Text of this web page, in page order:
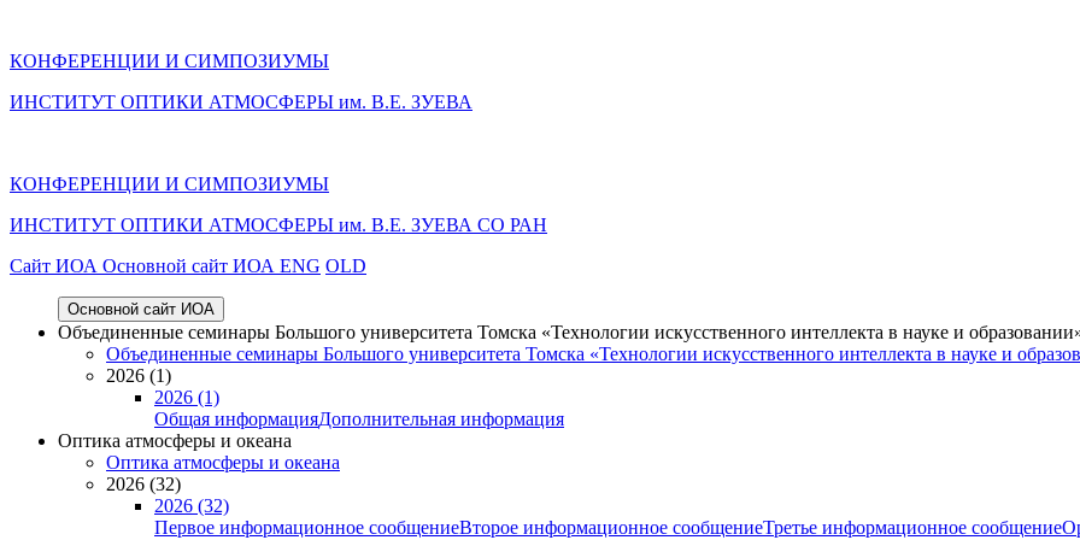
КОНФЕРЕНЦИИ И СИМПОЗИУМЫ
ИНСТИТУТ ОПТИКИ АТМОСФЕРЫ им. В.Е. ЗУЕВА
КОНФЕРЕНЦИИ И СИМПОЗИУМЫ
ИНСТИТУТ ОПТИКИ АТМОСФЕРЫ им. В.Е. ЗУЕВА СО РАН
Cайт ИОА Основной сайт ИОА ENG OLD
Основной сайт ИОА
Объединенные семинары Большого университета Томска «Технологии искусственного интеллекта в науке и
Объединенные семинары Большого университета Томска «Технологии искусственного интеллекта в науке и
2026 (1)
2026 (1)
Общая информацияДополнительная информация
Оптика атмосферы и океана
Оптика атмосферы и океана
2026 (32)
2026 (32)
Первое информационное сообщениеВторое информационное сообщениеТретье информационное сообщение